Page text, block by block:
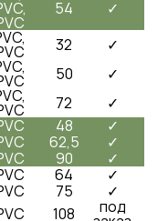
54 ✓
32
✓
50
✓
72
✓
48
✓
62,5
✓
90
✓
64
✓
75
✓
108 под